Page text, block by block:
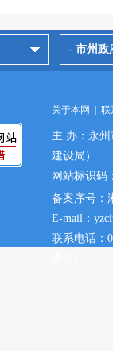
- 市州政
关于本网 联
主 办：永
建设局）
网站标识码
备案序号：
E-mail：
联系电话：